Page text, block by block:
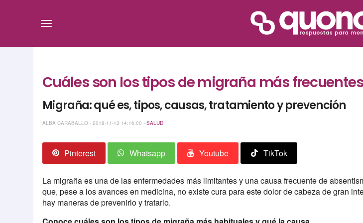
Cuáles son los tipos de migraña más frecuentes
Migraña: qué es, tipos, causas, tratamiento y prevención
ALBA CARABALLO - 2018-11-13 14:16:00 -SALUD
Pinterest Whatsapp Youtube TikTok
La migraña es una de las enfermedades más limitantes y una causa frecuente de
que, pese a los avances en medicina, no existe cura para este dolor de cabeza de gran
hay maneras de prevenirlo y tratarlo.